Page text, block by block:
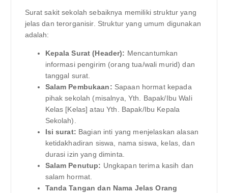
Surat sakit sekolah sebaiknya memiliki struktur yang
jelas dan terorganisir. Struktur yang umum digunakan
adalah:
Kepala Surat (Header): Mencantumkan
informasi pengirim (orang tua/wali murid) dan
tanggal surat.
Salam Pembukaan: Sapaan hormat kepada
pihak sekolah (misalnya, Yth. Bapak/Ibu Wali
Kelas [Kelas] atau Yth. Bapak/Ibu Kepala
Sekolah).
Isi surat: Bagian inti yang menjelaskan alasan
ketidakhadiran siswa, nama siswa, kelas, dan
durasi izin yang diminta.
Salam Penutup: Ungkapan terima kasih dan
salam hormat.
Tanda Tangan dan Nama Jelas Orang